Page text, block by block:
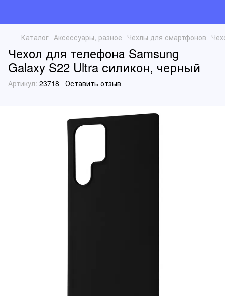
Каталог Аксессуары, разное Чехлы для смартфонов
Чехол для телефона Samsung
Galaxy S22 Ultra силикон, черный
Артикул: 23718 Оставить отзыв